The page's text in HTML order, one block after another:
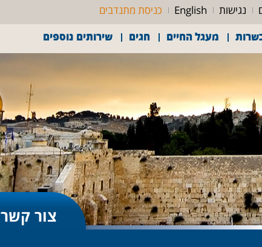
נגישות English
כניסת מתנדבים
מעגל החיים חגים שירותים נוספים
צור קשר